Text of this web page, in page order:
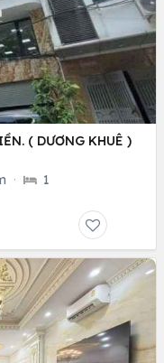
( DƯƠNG KHUÊ )
· 1